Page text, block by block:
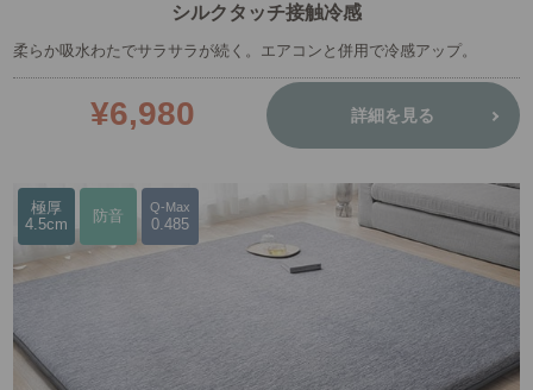
シルクタッチ接触冷感
柔らか吸水わたでサラサラが続く。エアコンと併用で冷感アップ。
¥6,980 詳細を見る
極厚
4.5cm
防音
Q-Max
0.485